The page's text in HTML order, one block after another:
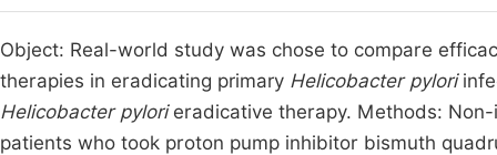
Object: Real-world study was chose to compare
therapies in eradicating primary Helicobacter pylori
Helicobacter pylorieradicative therapy. Methods:
patients who took proton pump inhibitor bismuth